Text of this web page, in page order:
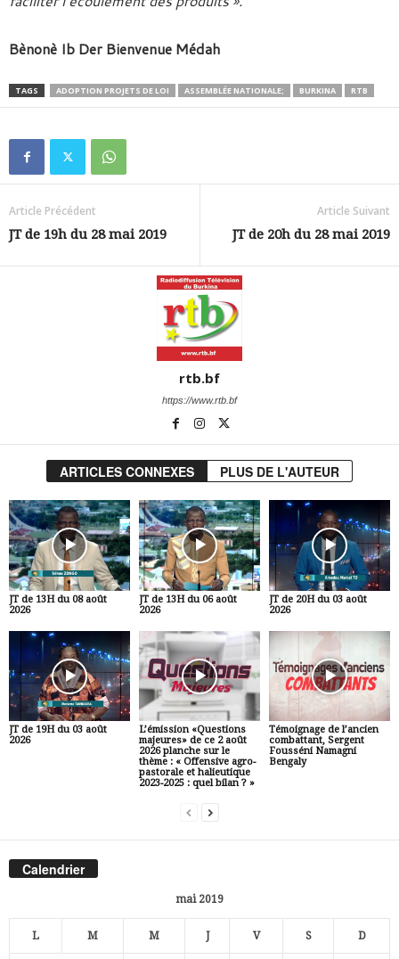
Bènonè Ib Der Bienvenue Médah
TAGS ADOPTION PROJETS DE LOI ASSEMBLÉE NATIONALE; BURKINA RTB
Article Précédent
JT de 19h du 28 mai 2019
Article Suivant
JT de 20h du 28 mai 2019
rtb.bf
https://www.rtb.bf
ARTICLES CONNEXES PLUS DE L'AUTEUR
JT de 13H du 08 août
2026
JT de 13H du 06 août
2026
JT de 20H du 03 août
2026
JT de 19H du 03 août
2026
L’émission «Questions
majeures» de ce 2 août
2026 planche sur le
thème : « Offensive agro-
pastorale et halieutique
2023-2025 : quel bilan ? »
Témoignage de l’ancien
combattant, Sergent
Fousséni Namagni
Bengaly
Calendrier
mai 2019
L M M J V S D